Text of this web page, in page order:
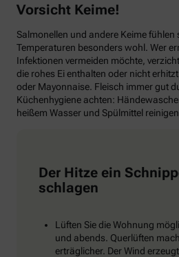
Vorsicht Keime!
Salmonellen und andere Keime fühlen
Temperaturen besonders wohl. Wer
Infektionen vermeiden möchte,
die rohes Ei enthalten oder nicht
oder Mayonnaise. Fleisch immer gut
Küchenhygiene achten:
heißem Wasser und Spülmittel reinigen.
Der Hitze ein
schlagen
Lüften Sie die Wohnung
und abends. Querlüften
erträglicher. Der Wind